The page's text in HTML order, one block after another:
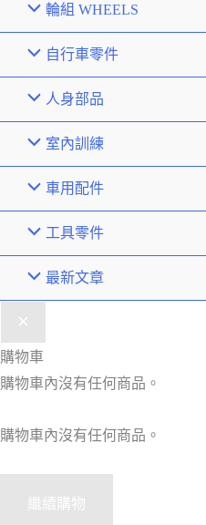
輪組 WHEELS
自行車零件
人身部品
室內訓練
車用配件
工具零件
最新文章
購物車
購物車內沒有任何商品。
購物車內沒有任何商品。
繼續購物